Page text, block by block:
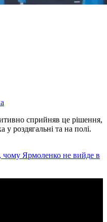
сприйняв це рішення,
роздягальні та на полі.
чому Ярмоленко не вийде в